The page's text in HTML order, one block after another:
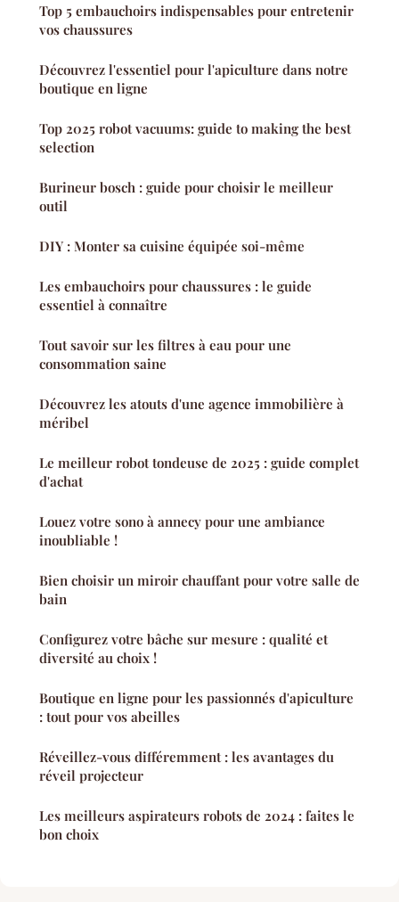
Top 5 embauchoirs indispensables pour entretenir
vos chaussures
Découvrez l'essentiel pour l'apiculture dans notre
boutique en ligne
Top 2025 robot vacuums: guide to making the best
selection
Burineur bosch : guide pour choisir le meilleur
outil
DIY : Monter sa cuisine équipée soi-même
Les embauchoirs pour chaussures : le guide
essentiel à connaître
Tout savoir sur les filtres à eau pour une
consommation saine
Découvrez les atouts d'une agence immobilière à
méribel
Le meilleur robot tondeuse de 2025 : guide complet
d'achat
Louez votre sono à annecy pour une ambiance
inoubliable !
Bien choisir un miroir chauffant pour votre salle de
bain
Configurez votre bâche sur mesure : qualité et
diversité au choix !
Boutique en ligne pour les passionnés d'apiculture
: tout pour vos abeilles
Réveillez-vous différemment : les avantages du
réveil projecteur
Les meilleurs aspirateurs robots de 2024 : faites le
bon choix